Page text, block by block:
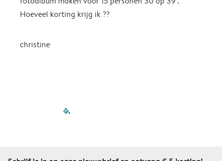
Hoeveel korting krijg ik ??
christine
filled-pagination